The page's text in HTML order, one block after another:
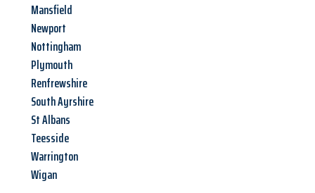
Mansfield
Newport
Nottingham
Plymouth
Renfrewshire
South Ayrshire
St Albans
Teesside
Warrington
Wigan